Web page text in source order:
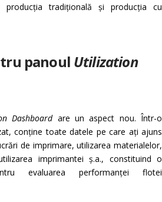
producția tradițională și producția cu
panoul Utilization
Dashboardare un aspect nou. Într-o
conține toate datele pe care ați ajuns
de imprimare, utilizarea materialelor,
imprimantei ș.a., constituind o
evaluarea performanței flotei